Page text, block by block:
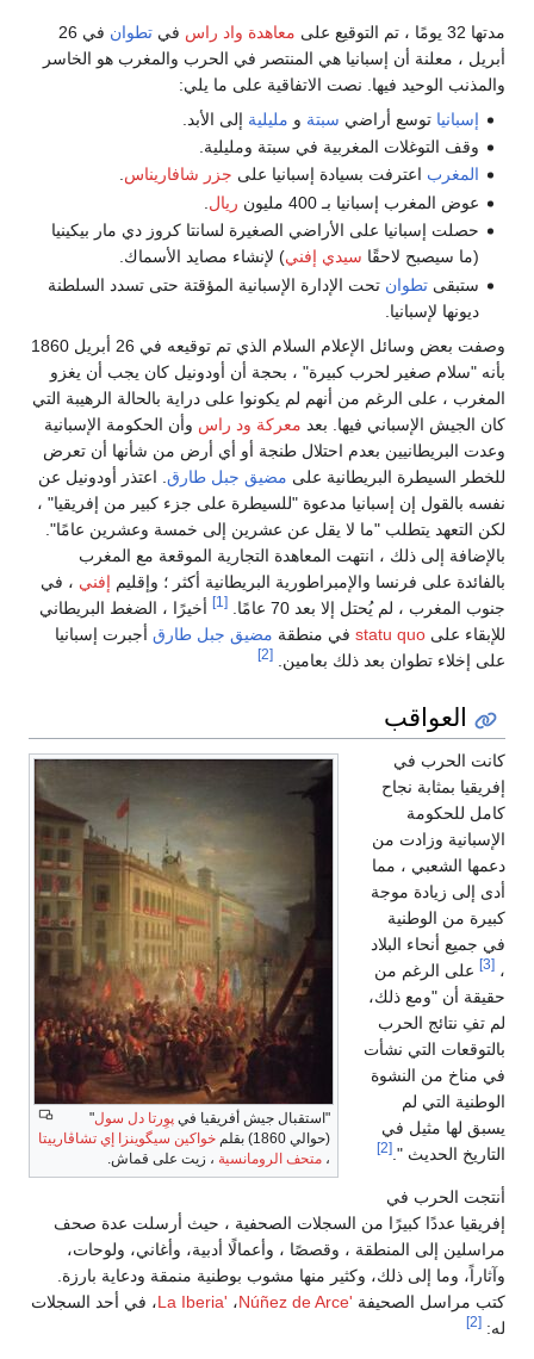
مدتها 32 يومًا ، تم التوقيع على معاهدة واد راس في تطوان
في 26
أبريل ، معلنة أن إسبانيا هي المنتصر في الحرب والمغرب هو الخاسر
والمذنب الوحيد فيها. نصت الاتفاقية على ما يلي:
إسبانيا توسع أراضي سبتة و مليلية إلى الأبد.
وقف التوغلات المغربية في سبتة ومليلية.
المغرب اعترفت بسيادة إسبانيا على جزر شافاريناس.
عوض المغرب إسبانيا بـ 400 مليون
ريال
حصلت إسبانيا على الأراضي الصغيرة لسانتا كروز دي مار بيكينيا
(ما سيصبح لاحقًا سيدي ​​إفني) لإنشاء مصايد الأسماك.
ستبقىتطوان تحت الإدارة الإسبانية المؤقتة حتى تسدد السلطنة
ديونها لإسبانيا.
وصفت بعض وسائل الإعلام السلام الذي تم توقيعه في 26 أبريل 1860
بأنه "سلام صغير لحرب كبيرة" ، بحجة أن أودونيل كان يجب أن يغزو
المغرب ، على الرغم من أنهم لم يكونوا على دراية بالحالة الرهيبة التي
كان الجيش الإسباني فيها. بعد معركة ود راس وأن الحكومة الإسبانية
وعدت البريطانيين بعدم احتلال طنجة أو أي أرض من شأنها أن تعرض
للخطر السيطرة البريطانية على مضيق جبل طارق . اعتذر أودونيل عن
نفسه بالقول إن إسبانيا مدعوة "للسيطرة على جزء كبير من إفريقيا" ،
لكن التعهد يتطلب "ما لا يقل عن عشرين إلى خمسة وعشرين عامًا".
بالإضافة إلى ذلك ، انتهت المعاهدة التجارية الموقعة مع المغرب
بالفائدة على فرنسا والإمبراطورية البريطانية أكثر ؛ وإقليم إفني ، في
جنوب المغرب ، لم يُحتل إلا بعد 70 عامًا.
[1]
أخيرًا ، الضغط البريطاني
للإبقاء على statu quo في منطقة مضيق جبل طارق أجبرت إسبانيا
على إخلاء تطوان بعد ذلك بعامين.
[2]
العواقب
"استقبال جيش أفريقيا في پوِرتا دل سول"
(حوالي 1860) بقلم
خواكين سيگوينزا إي تشاڤارييتا
، متحف الرومانسية ، زيت على قماش.
كانت الحرب في
إفريقيا بمثابة نجاح
كامل للحكومة
الإسبانية وزادت من
دعمها الشعبي ، مما
أدى إلى زيادة موجة
كبيرة من الوطنية
في جميع أنحاء البلاد
، [3]
على الرغم من
حقيقة أن "ومع ذلك،
لم تفِ نتائج الحرب
بالتوقعات التي نشأت
في مناخ من النشوة
الوطنية التي لم
يسبق لها مثيل في
التاريخ الحديث ". [2]
أنتجت الحرب في
إفريقيا عددًا كبيرًا من السجلات الصحفية ، حيث أرسلت عدة صحف
مراسلين إلى المنطقة ، وقصصًا ، وأعمالًا أدبية، وأغاني، ولوحات،
وآثاراً، وما إلى ذلك، وكثير منها مشوب بوطنية منمقة ودعاية بارزة.
كتب مراسل الصحيفة 'La Iberia' ،Núñez de Arce
، في أحد السجلات
له: [2]